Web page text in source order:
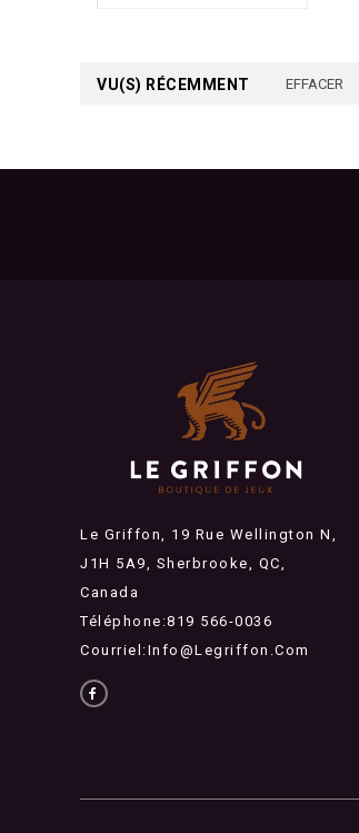
VU(S) RÉCEMMENT EFFACER
Le Griffon, 19 Rue Wellington N,
J1H 5A9, Sherbrooke, QC,
Canada
Téléphone:819 566-0036
Courriel:Info@legriffon.com